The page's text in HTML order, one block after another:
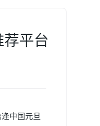
平台
中国元旦